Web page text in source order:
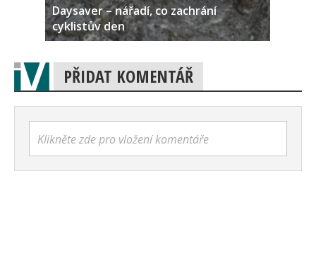
Daysaver – nářadí, co zachrání
cyklistův den
PŘIDAT KOMENTÁŘ
Klikněte zde pro vložení komentáře